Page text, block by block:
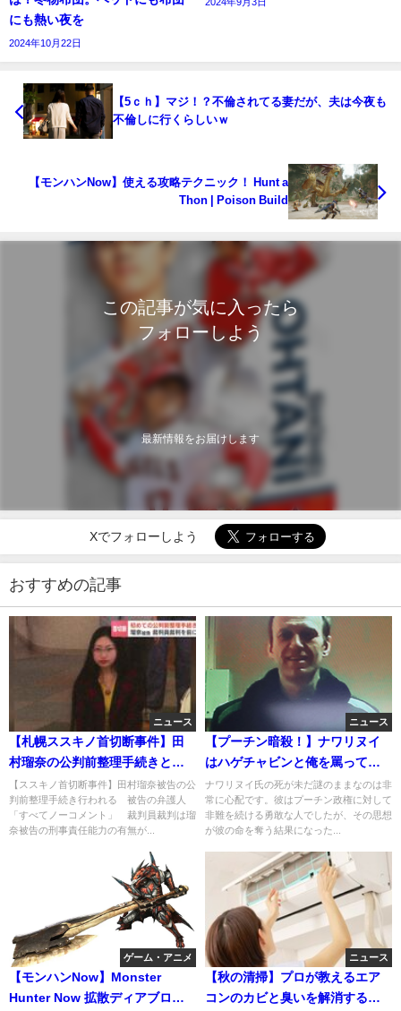
にも熱い夜を
2024年10月22日
2024年9月3日
【5ｃｈ】マジ！？不倫されてる妻だが、夫は今夜も
不倫しに行くらしいｗ
【モンハンNow】使える攻略テクニック！ Hunt a
Thon | Poison Build
この記事が気に入ったら
フォローしよう
最新情報をお届けします
Xでフォローしよう
おすすめの記事
ニュース
【札幌ススキノ首切断事件】田
村瑠奈の公判前整理手続きと
は。弁護士は全て黙秘
【ススキノ首切断事件】田村瑠奈被告の公
判前整理手続き行われる 被告の弁護人
「すべてノーコメント」 裁判員裁判は瑠
奈被告の刑事責任能力の有無が...
ニュース
【プーチン暗殺！】ナワリヌイ
はハゲチャビンと俺を罵ってい
た！ロシア独裁者プーチン談ｗ
ナワリヌイ氏の死が未だ謎のままなのは非
常に心配です。彼はプーチン政権に対して
非難を続ける勇敢な人でしたが、その思想
が彼の命を奪う結果になった...
ゲーム・アニメ
【モンハンNow】Monster
Hunter Now 拡散ディアブロス
ニュース
【秋の清掃】プロが教えるエア
コンのカビと臭いを解消する方